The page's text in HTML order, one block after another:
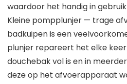
waardoor het handig in gebruik
Kleine pompplunjer — trage
badkuipen is een
plunjer repareert het elke
douchebak vol is en in
deze op het afvoerapparaat